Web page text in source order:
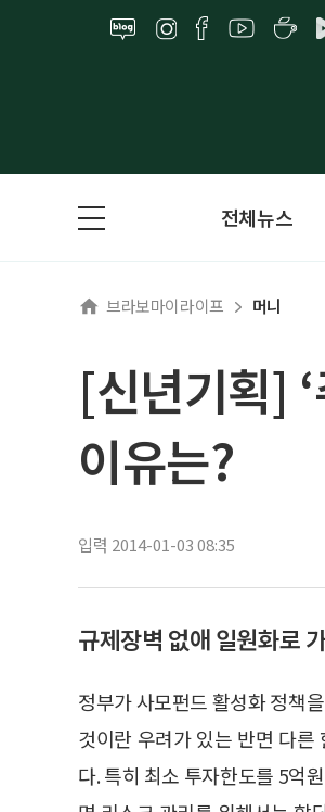
전체뉴스
브라보마이라이프 머니
[신년기획]
이유는?
입력 2014-01-03 08:35
규제장벽 없애 일원화로
정부가 사모펀드 활성화 정책
것이란 우려가 있는 반면 다른
다. 특히 최소 투자한도를 5억